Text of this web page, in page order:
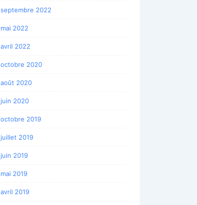
septembre 2022
mai 2022
avril 2022
octobre 2020
août 2020
juin 2020
octobre 2019
juillet 2019
juin 2019
mai 2019
avril 2019